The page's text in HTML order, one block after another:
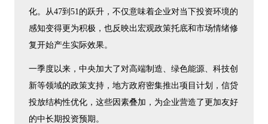
化。从47到51的跃升，不仅意味着企业对当下投资环境的
感知变得更为积极，也反映出宏观政策托底和市场情绪修
复开始产生实际效果。
一季度以来，中央加大了对高端制造、绿色能源、科技创
新等领域的政策支持，地方政府密集推出项目计划，信贷
投放结构性优化，这些因素叠加，为企业营造了更加友好
的中长期投资预期。